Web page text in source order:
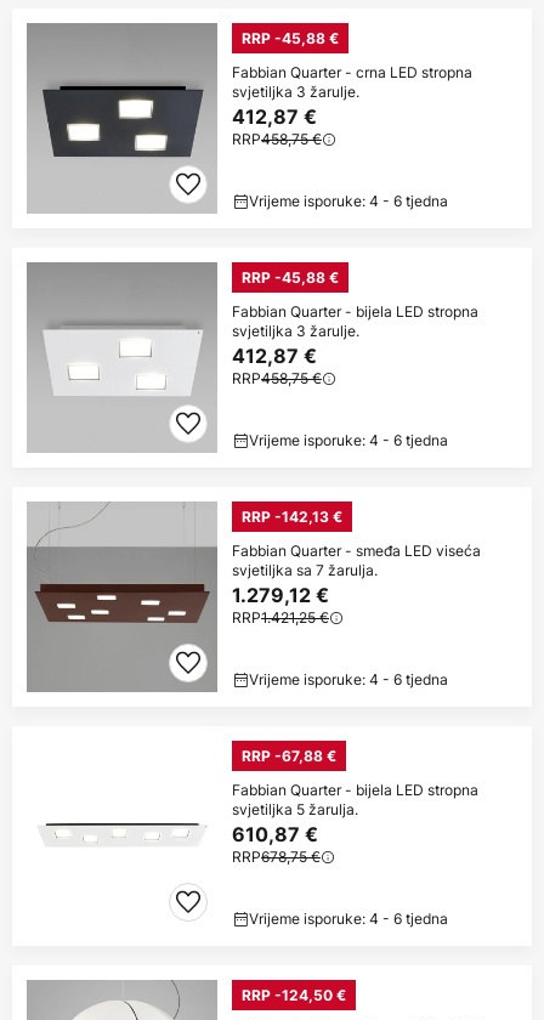
RRP -45,88 €
Fabbian Quarter - crna LED stropna
svjetiljka 3 žarulje.
412,87 €
RRP458,75 €
Vrijeme isporuke: 4 - 6 tjedna
RRP -45,88 €
Fabbian Quarter - bijela LED stropna
svjetiljka 3 žarulje.
412,87 €
RRP458,75 €
Vrijeme isporuke: 4 - 6 tjedna
RRP -142,13 €
Fabbian Quarter - smeđa LED viseća
svjetiljka sa 7 žarulja.
1.279,12 €
RRP1.421,25 €
Vrijeme isporuke: 4 - 6 tjedna
RRP -67,88 €
Fabbian Quarter - bijela LED stropna
svjetiljka 5 žarulja.
610,87 €
RRP678,75 €
Vrijeme isporuke: 4 - 6 tjedna
RRP -124,50 €